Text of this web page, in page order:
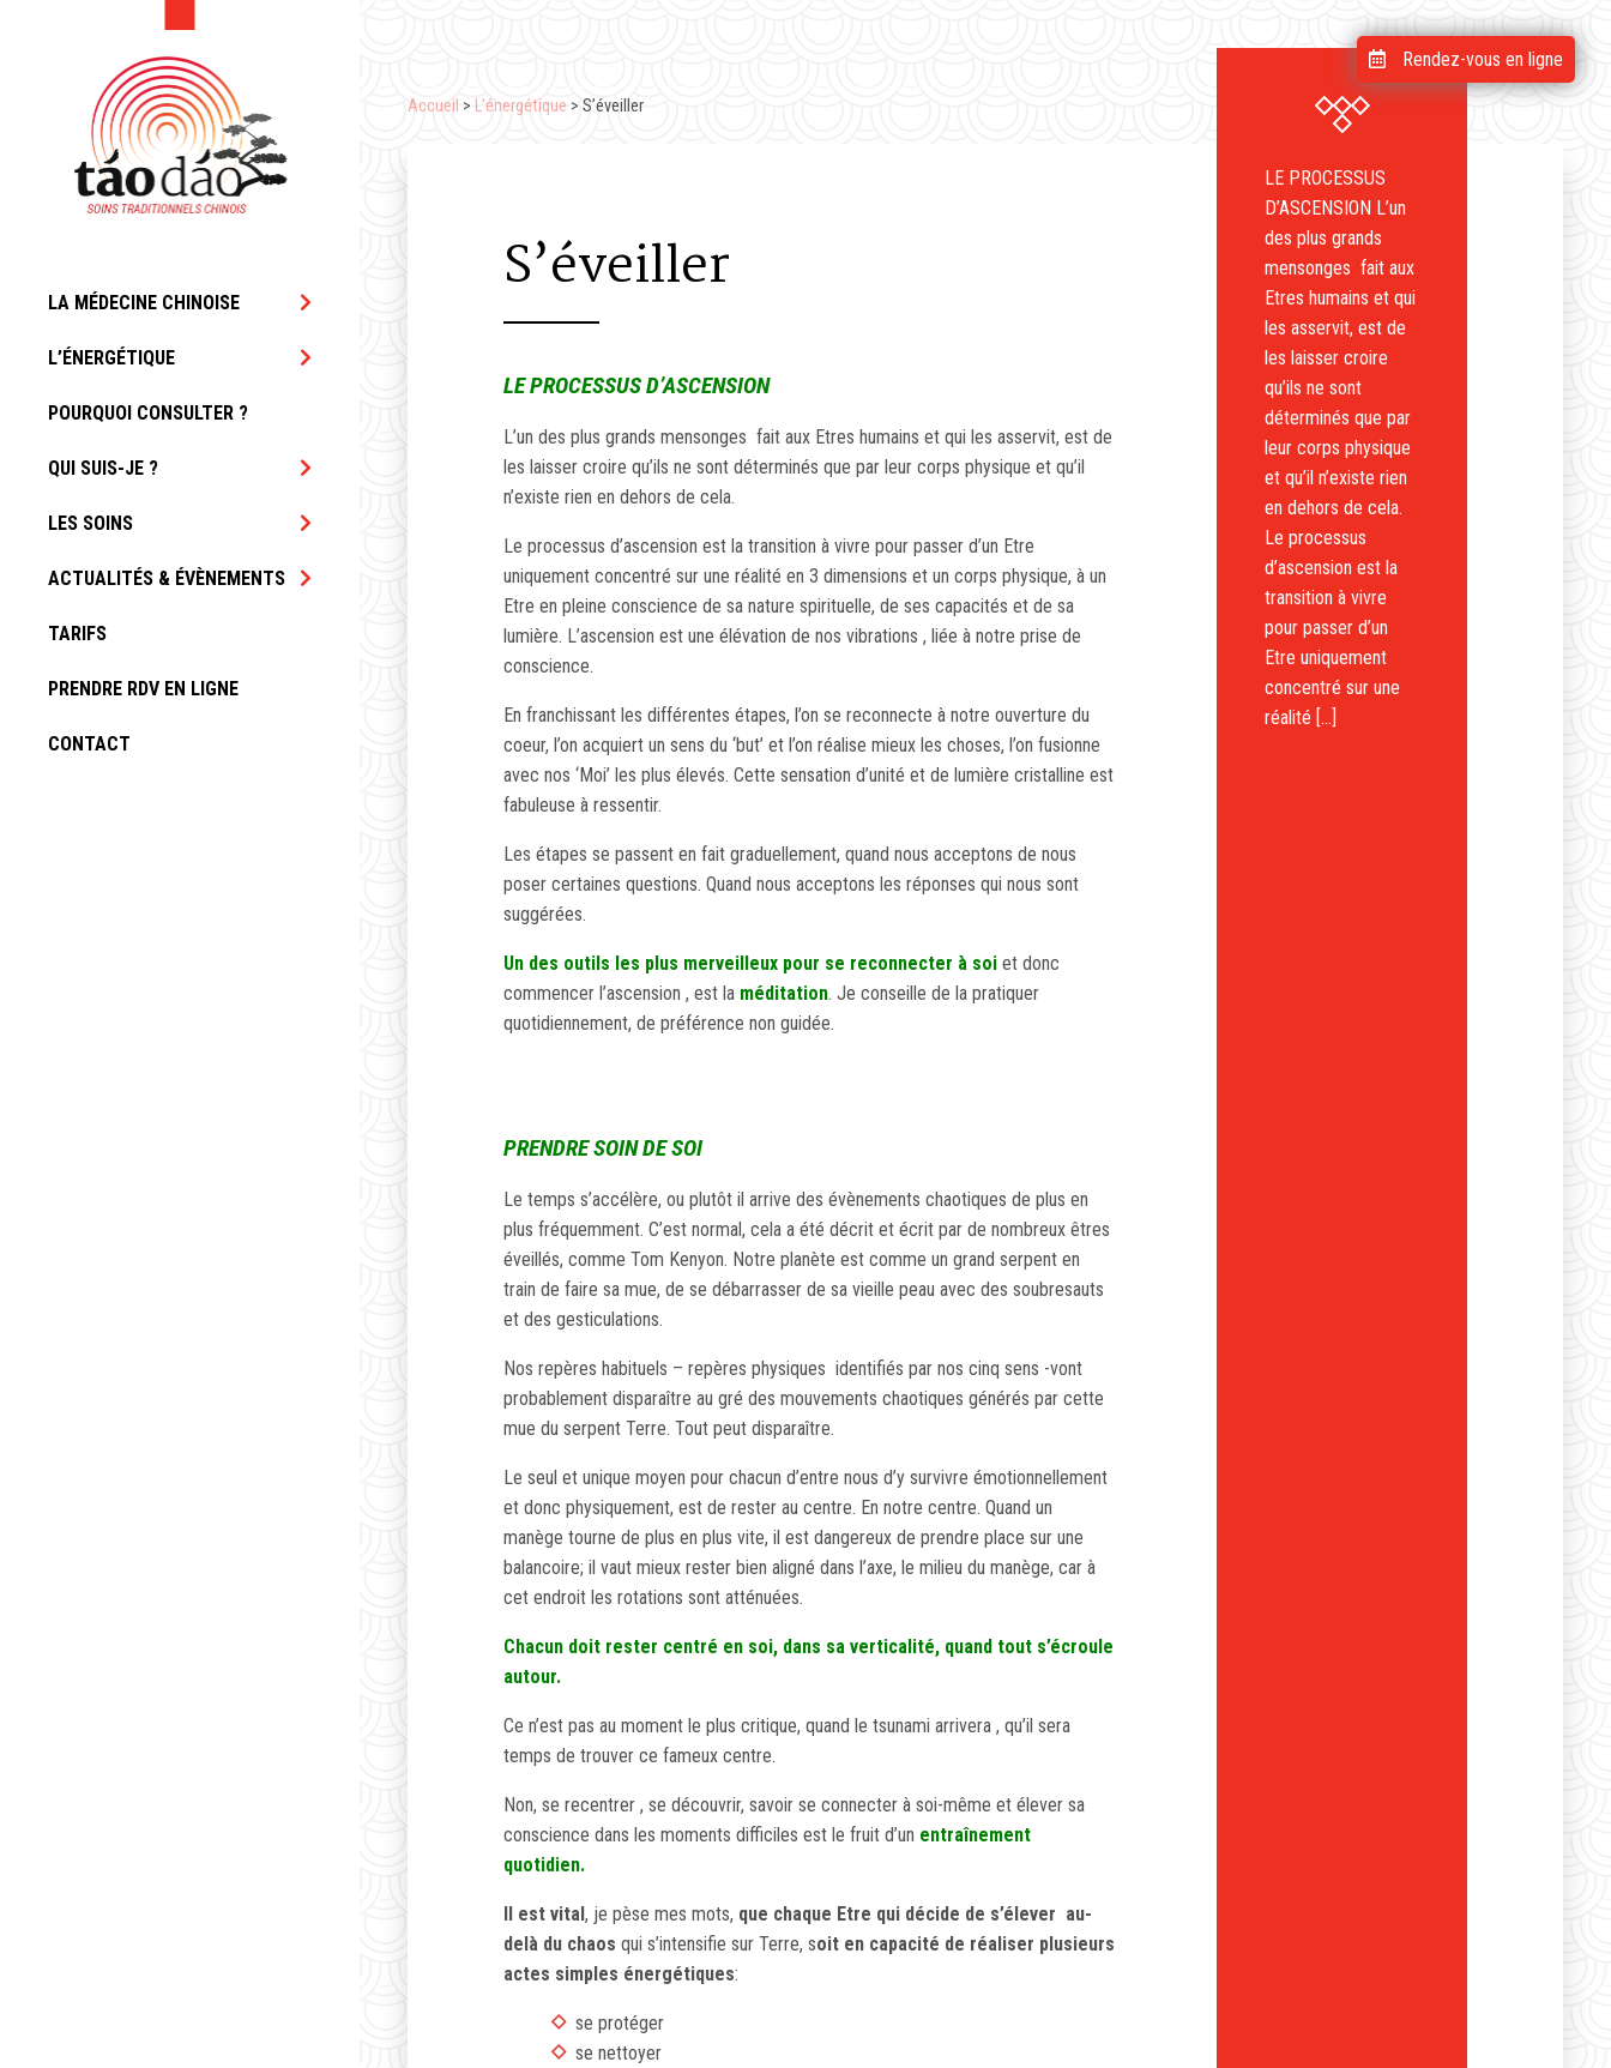
LA MÉDECINE CHINOISE
L’ÉNERGÉTIQUE
POURQUOI CONSULTER ?
QUI SUIS-JE ?
LES SOINS
ACTUALITÉS & ÉVÈNEMENTS
TARIFS
PRENDRE RDV EN LIGNE
CONTACT
Accueil > L’énergétique > S’éveiller
LE PROCESSUS
D’ASCENSION L’un
des plus grands
mensonges fait aux
Etres humains et qui
les asservit, est de
les laisser croire
qu’ils ne sont
déterminés que par
leur corps physique
et qu’il n’existe rien
en dehors de cela.
Le processus
d’ascension est la
transition à vivre
pour passer d’un
Etre uniquement
concentré sur une
réalité […]
S’éveiller
LE PROCESSUS D’ASCENSION
L’un des plus grands mensonges fait aux Etres humains et qui les asservit, est de
les laisser croire qu’ils ne sont déterminés que par leur corps physique et qu’il
n’existe rien en dehors de cela.
Le processus d’ascension est la transition à vivre pour passer d’un Etre
uniquement concentré sur une réalité en 3 dimensions et un corps physique, à un
Etre en pleine conscience de sa nature spirituelle, de ses capacités et de sa
lumière. L’ascension est une élévation de nos vibrations , liée à notre prise de
conscience.
En franchissant les différentes étapes, l’on se reconnecte à notre ouverture du
coeur, l’on acquiert un sens du ‘but’ et l’on réalise mieux les choses, l’on fusionne
avec nos ‘Moi’ les plus élevés. Cette sensation d’unité et de lumière cristalline est
fabuleuse à ressentir.
Les étapes se passent en fait graduellement, quand nous acceptons de nous
poser certaines questions. Quand nous acceptons les réponses qui nous sont
suggérées.
Un des outils les plus merveilleux pour se reconnecter à soi et donc
commencer l’ascension , est la méditation. Je conseille de la pratiquer
quotidiennement, de préférence non guidée.
PRENDRE SOIN DE SOI
Le temps s’accélère, ou plutôt il arrive des évènements chaotiques de plus en
plus fréquemment. C’est normal, cela a été décrit et écrit par de nombreux êtres
éveillés, comme Tom Kenyon. Notre planète est comme un grand serpent en
train de faire sa mue, de se débarrasser de sa vieille peau avec des soubresauts
et des gesticulations.
Nos repères habituels – repères physiques identifiés par nos cinq sens -vont
probablement disparaître au gré des mouvements chaotiques générés par cette
mue du serpent Terre. Tout peut disparaître.
Le seul et unique moyen pour chacun d’entre nous d’y survivre émotionnellement
et donc physiquement, est de rester au centre. En notre centre. Quand un
manège tourne de plus en plus vite, il est dangereux de prendre place sur une
balancoire; il vaut mieux rester bien aligné dans l’axe, le milieu du manège, car à
cet endroit les rotations sont atténuées.
Chacun doit rester centré en soi, dans sa verticalité, quand tout s’écroule
autour.
Ce n’est pas au moment le plus critique, quand le tsunami arrivera , qu’il sera
temps de trouver ce fameux centre.
Non, se recentrer , se découvrir, savoir se connecter à soi-même et élever sa
conscience dans les moments difficiles est le fruit d’un entraînement
quotidien.
Il est vital, je pèse mes mots, que chaque Etre qui décide de s’élever au-
delà du chaos qui s’intensifie sur Terre, soit en capacité de réaliser plusieurs
actes simples énergétiques:
se protéger
se nettoyer
Rendez-vous en ligne